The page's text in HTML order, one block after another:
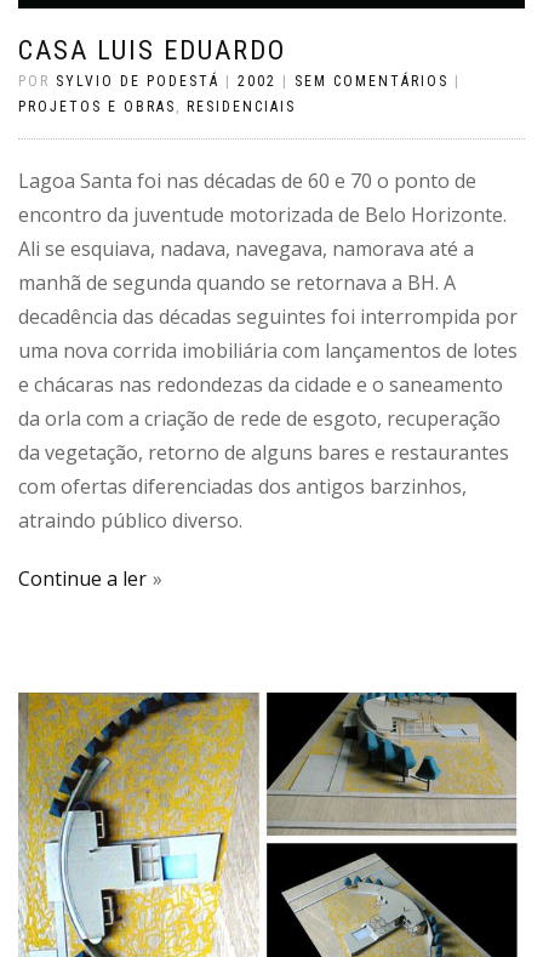
CASA LUIS EDUARDO
POR SYLVIO DE PODESTÁ 2002 SEM COMENTÁRIOS
PROJETOS E OBRAS , RESIDENCIAIS
Lagoa Santa foi nas décadas de 60 e 70 o ponto de
encontro da juventude motorizada de Belo Horizonte.
Ali se esquiava, nadava, navegava, namorava até a
manhã de segunda quando se retornava a BH. A
decadência das décadas seguintes foi interrompida por
uma nova corrida imobiliária com lançamentos de lotes
e chácaras nas redondezas da cidade e o saneamento
da orla com a criação de rede de esgoto, recuperação
da vegetação, retorno de alguns bares e restaurantes
com ofertas diferenciadas dos antigos barzinhos,
atraindo público diverso.
Continue a ler